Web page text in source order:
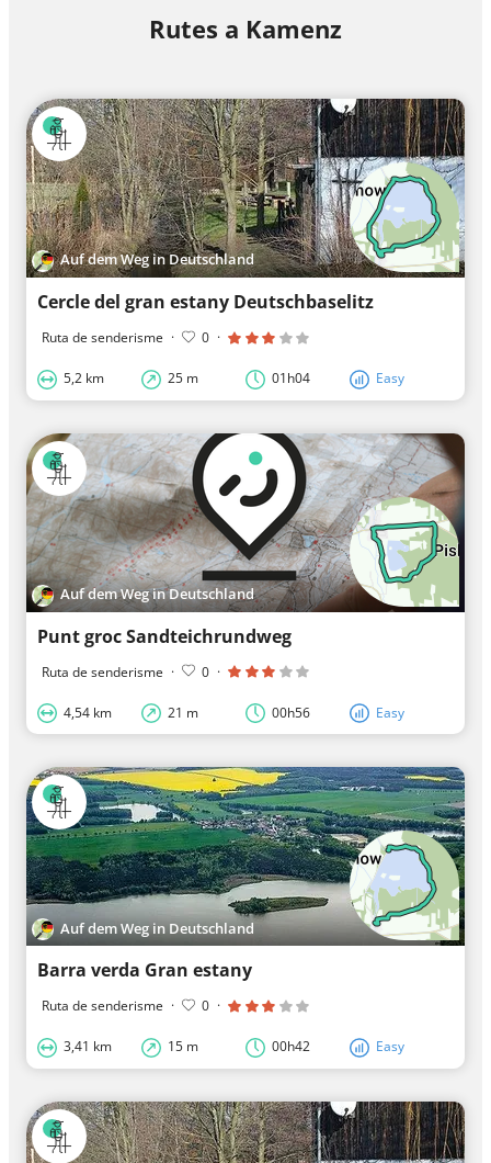
Rutes a Kamenz
Auf dem Weg in Deutschland
Cercle del gran estany Deutschbaselitz
Ruta de senderisme · 0 ·
5,2 km 25 m 01h04 Easy
Auf dem Weg in Deutschland
Punt groc Sandteichrundweg
Ruta de senderisme · 0 ·
4,54 km 21 m 00h56 Easy
Auf dem Weg in Deutschland
Barra verda Gran estany
Ruta de senderisme · 0 ·
3,41 km 15 m 00h42 Easy